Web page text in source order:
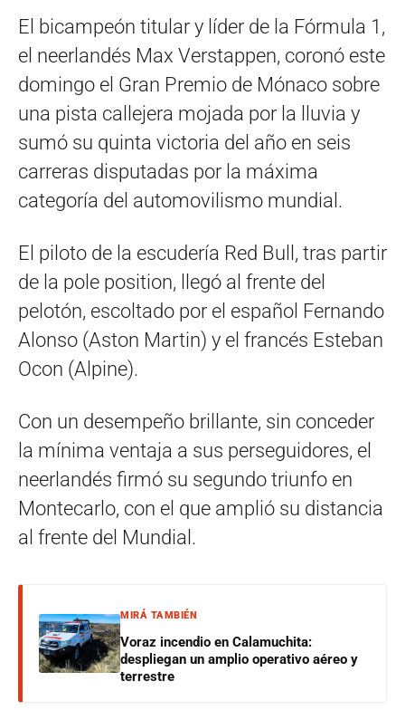
El bicampeón titular y líder de la Fórmula 1,
el neerlandés Max Verstappen, coronó este
domingo el Gran Premio de Mónaco sobre
una pista callejera mojada por la lluvia y
sumó su quinta victoria del año en seis
carreras disputadas por la máxima
categoría del automovilismo mundial.
El piloto de la escudería Red Bull, tras partir
de la pole position, llegó al frente del
pelotón, escoltado por el español Fernando
Alonso (Aston Martin) y el francés Esteban
Ocon (Alpine).
Con un desempeño brillante, sin conceder
la mínima ventaja a sus perseguidores, el
neerlandés firmó su segundo triunfo en
Montecarlo, con el que amplió su distancia
al frente del Mundial.
MIRÁ TAMBIÉN
Voraz incendio en Calamuchita:
despliegan un amplio operativo aéreo y
terrestre